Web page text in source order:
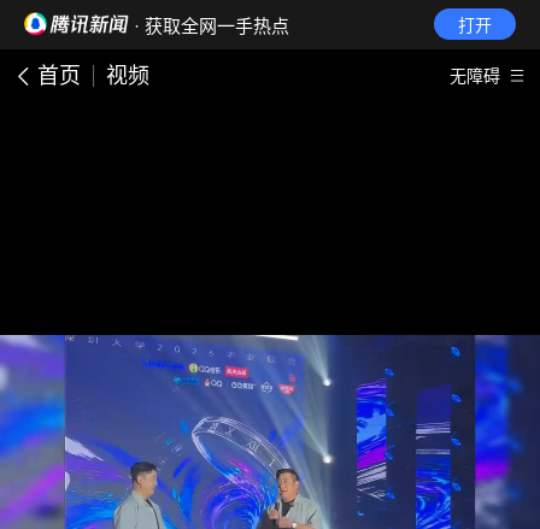
· 获取全网一手热点 打开
首页 视频 无障碍